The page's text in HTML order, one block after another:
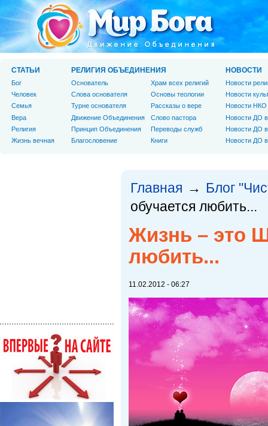
Главная → Блог
обучается любить...
Жизнь – это
любить...
11.02.2012 - 06:27
СТАТЬИ
Бог
Человек
Cемья
Вера
Религия
Жизнь вечная
РЕЛИГИЯ ОБЪЕДИНЕНИЯ
Основатель
Слова основателя
Турне основателя
Движение Объединения
Принцип Объединения
Благословение
Храм всех религий
Основы теологии
Рассказы о вере
Слово пастора
Переводы служб
Книги
НОВОСТИ
Новости
Новости
Новости НКО
Новости ДО
Новости ДО
Новости ДО